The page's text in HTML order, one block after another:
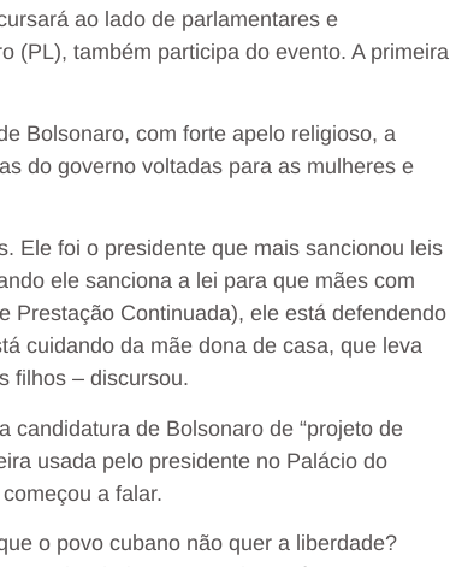
ao lado de parlamentares e
(PL), também participa do evento. A primeira
Bolsonaro, com forte apelo religioso, a
do governo voltadas para as mulheres e
Ele foi o presidente que mais sancionou leis
ele sanciona a lei para que mães com
Prestação Continuada), ele está defendendo
cuidando da mãe dona de casa, que leva
filhos – discursou.
candidatura de Bolsonaro de “projeto de
usada pelo presidente no Palácio do
a falar.
o povo cubano não quer a liberdade?